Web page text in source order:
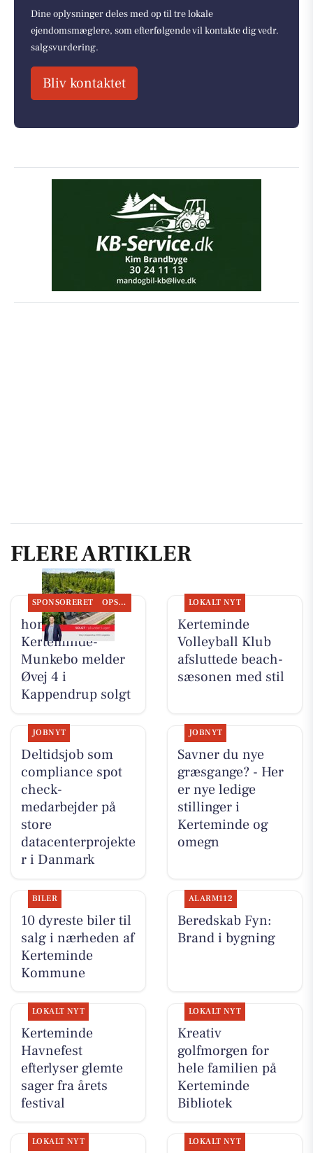
Dine oplysninger deles med op til tre lokale
ejendomsmæglere, som efterfølgende vil kontakte dig vedr.
salgsvurdering.
Bliv kontaktet
FLERE ARTIKLER
SPONSORERET OPSLAGSTAVLEN
home
Kerteminde-
Munkebo melder
Øvej 4 i
Kappendrup solgt
LOKALT NYT
Kerteminde
Volleyball Klub
afsluttede beach-
sæsonen med stil
JOBNYT
Deltidsjob som
compliance spot
check-
medarbejder på
store
datacenterprojekte
r i Danmark
JOBNYT
Savner du nye
græsgange? - Her
er nye ledige
stillinger i
Kerteminde og
omegn
BILER
10 dyreste biler til
salg i nærheden af
Kerteminde
Kommune
ALARM112
Beredskab Fyn:
Brand i bygning
LOKALT NYT
Kerteminde
Havnefest
efterlyser glemte
sager fra årets
festival
LOKALT NYT
Kreativ
golfmorgen for
hele familien på
Kerteminde
Bibliotek
LOKALT NYT LOKALT NYT